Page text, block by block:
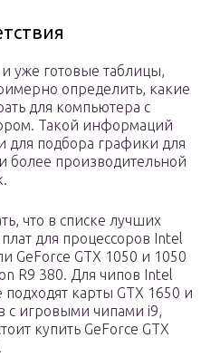
уже готовые таблицы,
определить, какие
для компьютера с
Такой информаций
для подбора графики для
более производительной
что в списке лучших
для процессоров Intel
GeForce GTX 1050 и 1050
R9 380. Для чипов Intel
карты GTX 1650 и
с игровыми чипами i9,
купить GeForce GTX